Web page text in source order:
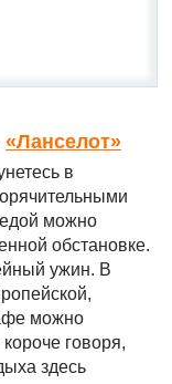
«Ланселот»
в
едой можно
обстановке.
ужин. В
можно
говоря,
здесь